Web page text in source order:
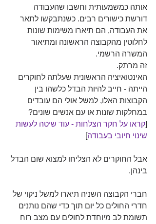
אותה כמשמעותית וחשבו שהעבודה
דורשת כישורים רבים. כשנתבקשו לתאר
את העבודה, הם תיארו משימות שונות
לחלוטין מהקבוצה הראשונה ומתיאור
המשרה הרשמי.
זה מרתק.
האינטואיציה הראשונית שעלתה לחוקרים
הייתה - חייב להיות הבדל כלשהו בין
הקבוצות האלו, למשל אולי הם עובדים
במחלקות שונות או עם אנשים שונים?
[קראו על חקר הצלחות - עוד שיטה לעשות
שינוי חיובי בעבודה]
אבל החוקרים לא הצליחו למצוא שום הבדל
בינהן.
חברי הקבוצה השניה תיארו למשל ניקוי של
חדרי החולים כל יום תוך כדי שהם נותנים
תשומת לב מיוחדת לחולים עם מצב רוח